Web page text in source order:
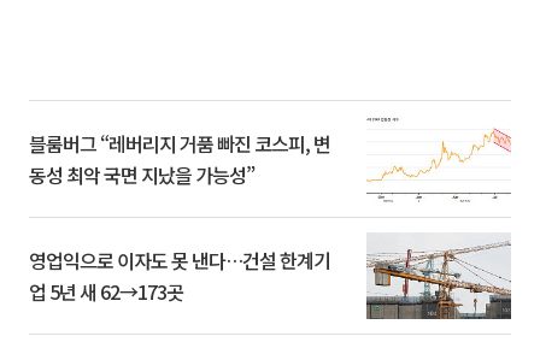
블룸버그 “레버리지 거품 빠진 코스피, 변
동성 최악 국면 지났을 가능성”
영업익으로 이자도 못 낸다…건설 한계기
업 5년 새 62→173곳